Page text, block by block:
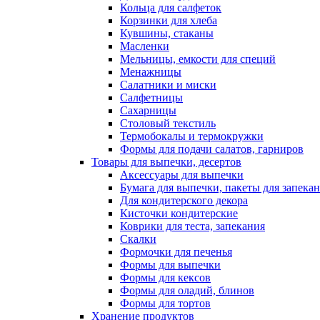
Кольца для салфеток
Корзинки для хлеба
Кувшины, стаканы
Масленки
Мельницы, емкости для специй
Менажницы
Салатники и миски
Салфетницы
Сахарницы
Столовый текстиль
Термобокалы и термокружки
Формы для подачи салатов, гарниров
Товары для выпечки, десертов
Аксессуары для выпечки
Бумага для выпечки, пакеты для
Для кондитерского декора
Кисточки кондитерские
Коврики для теста, запекания
Скалки
Формочки для печенья
Формы для выпечки
Формы для кексов
Формы для оладий, блинов
Формы для тортов
Хранение продуктов